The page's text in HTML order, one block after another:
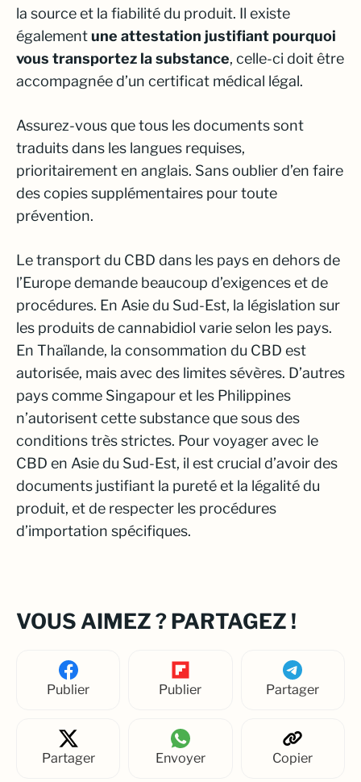
la source et la fiabilité du produit. Il existe
égalementune attestation justifiant pourquoi
vous transportez la substance, celle-ci doit être
accompagnée d’un certificat médical légal.
Assurez-vous que tous les documents sont
traduits dans les langues requises,
prioritairement en anglais. Sans oublier d’en faire
des copies supplémentaires pour toute
prévention.
Le transport du CBD dans les pays en dehors de
l’Europe demande beaucoup d’exigences et de
procédures. En Asie du Sud-Est, la législation sur
les produits de cannabidiol varie selon les pays.
En Thaïlande, la consommation du CBD est
autorisée, mais avec des limites sévères. D’autres
pays comme Singapour et les Philippines
n’autorisent cette substance que sous des
conditions très strictes. Pour voyager avec le
CBD en Asie du Sud-Est, il est crucial d’avoir des
documents justifiant la pureté et la légalité du
produit, et de respecter les procédures
d’importation spécifiques.
VOUS AIMEZ ? PARTAGEZ !
Publier Publier Partager
Partager Envoyer Copier